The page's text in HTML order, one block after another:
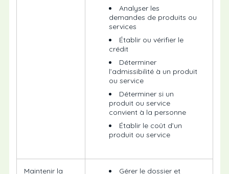
Analyser les
demandes de produits ou
services
Établir ou vérifier le
crédit
Déterminer
l’admissibilité à un produit
ou service
Déterminer si un
produit ou service
convient à la personne
Établir le coût d’un
produit ou service
Maintenir la
Gérer le dossier et